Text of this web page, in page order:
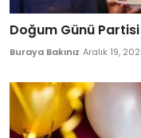
Doğum Günü
Buraya Bakınız Aralık 19,